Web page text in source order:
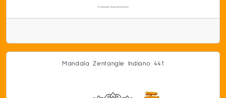
Mandala Zentangle Indiano 441